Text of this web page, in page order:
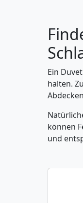
Ein
halten.
können
und